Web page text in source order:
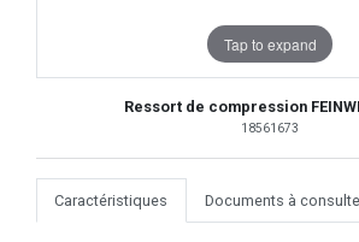
Tap to expand
Ressort de compression
18561673
Caractéristiques Documents à